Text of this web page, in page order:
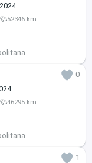
52346 km
0
46295 km
1